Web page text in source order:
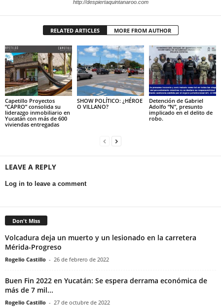
http://despiertaquintanaroo.com
RELATED ARTICLES MORE FROM AUTHOR
Capetillo Proyectos
“CAPRO” consolida su
liderazgo inmobiliario en
Yucatán con más de 600
viviendas entregadas
SHOW POLÍTICO: ¿HÉROE
O VILLANO?
Detención de Gabriel
Adolfo “N”, presunto
implicado en el delito de
robo.
LEAVE A REPLY
Log in to leave a comment
Don't Miss
Volcadura deja un muerto y un lesionado en la carretera
Mérida-Progreso
Rogelio Castillo - 26 de febrero de 2022
Buen Fin 2022 en Yucatán: Se espera derrama económica de
más de 7 mil...
Rogelio Castillo - 27 de octubre de 2022